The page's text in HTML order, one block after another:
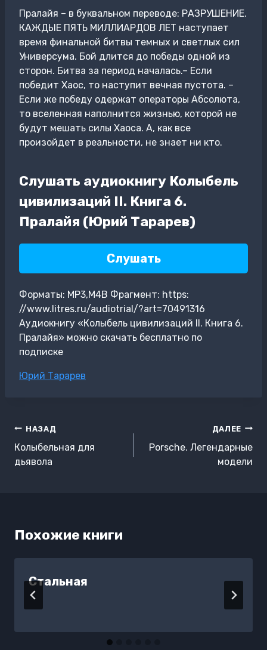
Пралайя – в буквальном переводе: РАЗРУШЕНИЕ.
КАЖДЫЕ ПЯТЬ МИЛЛИАРДОВ ЛЕТ наступает
время финальной битвы темных и светлых сил
Универсума. Бой длится до победы одной из
сторон. Битва за период началась.– Если
победит Хаос, то наступит вечная пустота. –
Если же победу одержат операторы Абсолюта,
то вселенная наполнится жизнью, которой не
будут мешать силы Хаоса. А, как все
произойдет в реальности, не знает ни кто.
Слушать аудиокнигу Колыбель
цивилизаций II. Книга 6.
Пралайя (Юрий Тарарев)
Слушать
Форматы: MP3,M4B Фрагмент: https:
//www.litres.ru/audiotrial/?art=70491316
Аудиокнигу «Колыбель цивилизаций II. Книга 6.
Пралайя» можно скачать бесплатно по
подписке
Метки
Юрий Тарарев
Навигация
по
записям
НАЗАД
Колыбельная для
дьявола
ДАЛЕЕ
Porsche. Легендарные
модели
Похожие книги
Стальная